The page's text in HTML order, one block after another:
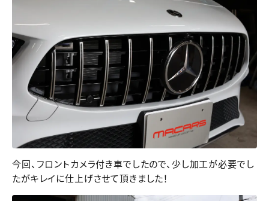
今回、フロントカメラ付き車でしたので、少し加工が必要でし
たがキレイに仕上げさせて頂きました！